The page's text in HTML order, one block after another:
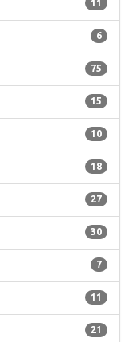
11
6
75
15
10
18
27
30
7
11
21